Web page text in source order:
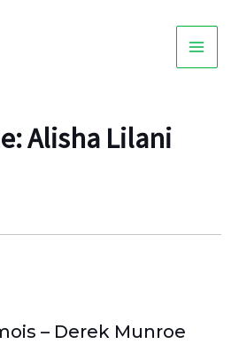
Alisha Lilani
– Derek Munroe